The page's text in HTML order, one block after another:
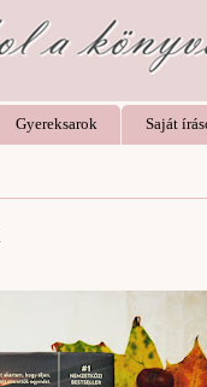
Gyereksarok Saját